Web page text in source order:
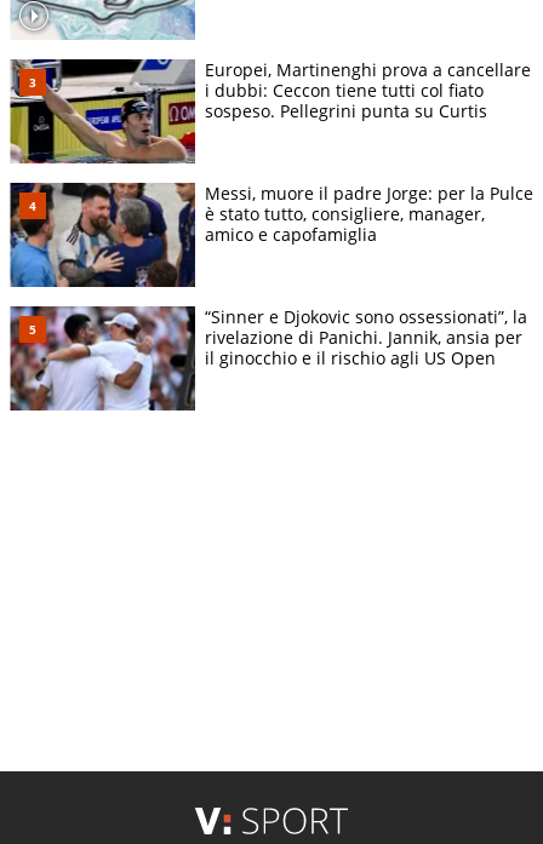
Europei, Martinenghi prova a cancellare
i dubbi: Ceccon tiene tutti col fiato
sospeso. Pellegrini punta su Curtis
Messi, muore il padre Jorge: per la Pulce
è stato tutto, consigliere, manager,
amico e capofamiglia
“Sinner e Djokovic sono ossessionati”, la
rivelazione di Panichi. Jannik, ansia per
il ginocchio e il rischio agli US Open